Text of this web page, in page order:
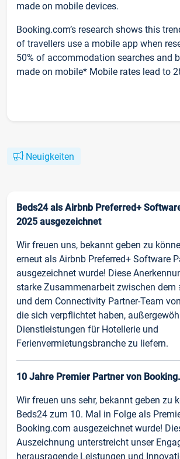
made on mobile devices.
Booking.com’s research shows this
of travellers use a mobile app when
50% of accommodation searches and
made on mobile* Mobile rates lead to
Neuigkeiten
Beds24 als Airbnb Preferred+
2025 ausgezeichnet
Wir freuen uns, bekannt geben zu
erneut als Airbnb Preferred+ Software
ausgezeichnet wurde! Diese
starke Zusammenarbeit zwischen dem
und dem Connectivity Partner-Team
die sich verpflichtet haben,
Dienstleistungen für Hotellerie und
Ferienvermietungsbranche zu liefern.
10 Jahre Premier Partner von
Wir freuen uns sehr, bekannt geben zu
Beds24 zum 10. Mal in Folge als
Booking.com ausgezeichnet wurde!
Auszeichnung unterstreicht unser
herausragende Leistungen und